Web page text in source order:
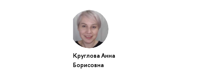
Круглова Анна
Борисовна